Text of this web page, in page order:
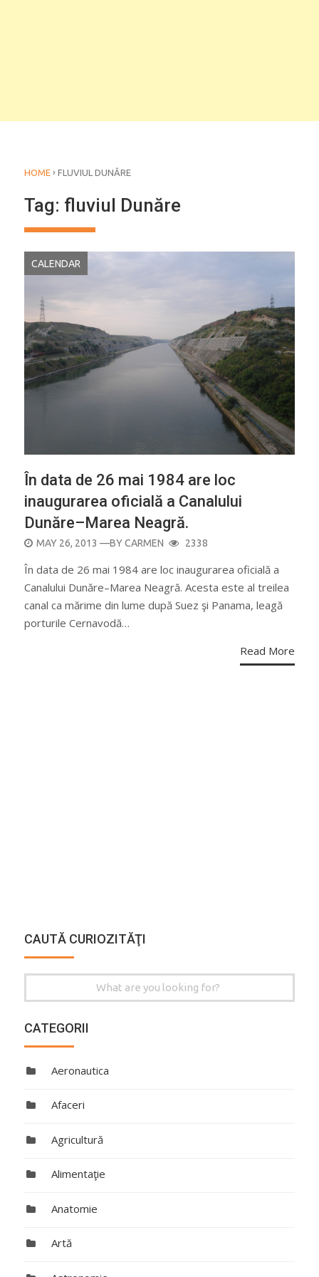
HOME › FLUVIUL DUNĂRE
Tag: fluviul Dunăre
CALENDAR
În data de 26 mai 1984 are loc
inaugurarea oficială a Canalului
Dunăre–Marea Neagră.
POSTED
MAY 26, 2013 —BYCARMEN 2338
În data de 26 mai 1984 are loc inaugurarea oficială a
Canalului Dunăre–Marea Neagră. Acesta este al treilea
canal ca mărime din lume după Suez şi Panama, leagă
porturile Cernavodă…
Read More
CAUTĂ CURIOZITĂŢI
for:
CATEGORII
Aeronautica
Afaceri
Agricultură
Alimentaţie
Anatomie
Artă